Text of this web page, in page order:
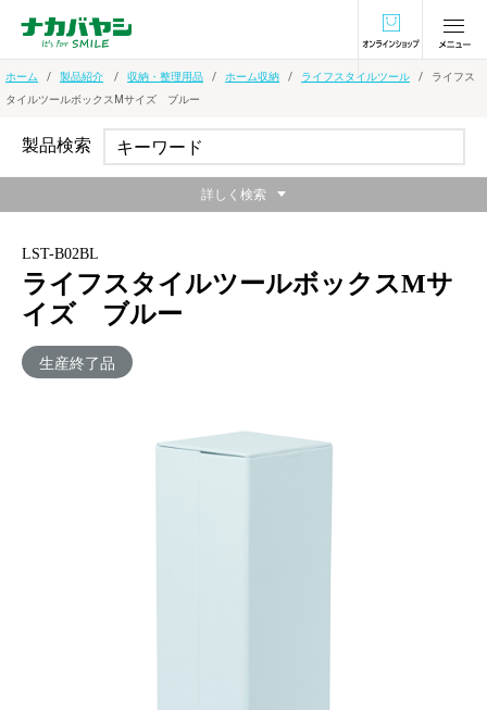
オンラインショ
ホーム 製品紹介 収納・整理用品 ホーム収納 ライフスタイルツール
ライフス
タイルツールボックスMサイズ ブルー
LST-B02BL
ライフスタイルツールボックスMサ
イズ ブルー
生産終了品
製品検索
詳しく検索